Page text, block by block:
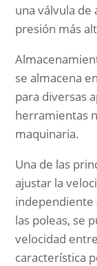
una válvula de
presión más
se almacena
para diversas
herramientas
maquinaria.
Una de las
ajustar la
independiente
las poleas, se
velocidad
característica